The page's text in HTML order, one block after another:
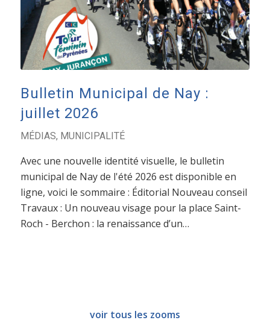
Bulletin Municipal de Nay :
juillet 2026
MÉDIAS, MUNICIPALITÉ
Avec une nouvelle identité visuelle, le bulletin
municipal de Nay de l'été 2026 est disponible en
ligne, voici le sommaire : Éditorial Nouveau conseil
Travaux : Un nouveau visage pour la place Saint-
Roch - Berchon : la renaissance d’un…
voir tous les zooms